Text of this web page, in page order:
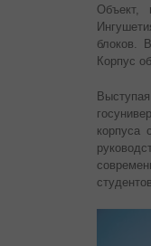
Объект,
блоков.
Корпус
корпуса